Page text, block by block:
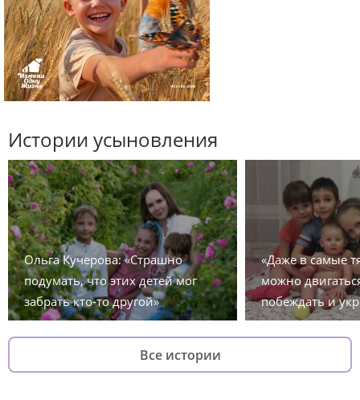
Истории усыновления
Ольга Кучерова: «Страшно
подумать, что этих детей мог
забрать кто-то другой»
«Даже в самые
можно
побеждать и
Все истории